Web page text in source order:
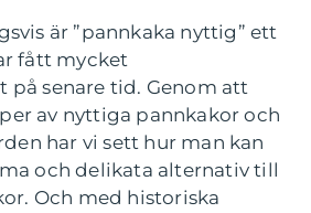
är ”pannkaka nyttig” ett
fått mycket
på senare tid. Genom att
av nyttiga pannkakor och
har vi sett hur man kan
och delikata alternativ till
Och med historiska